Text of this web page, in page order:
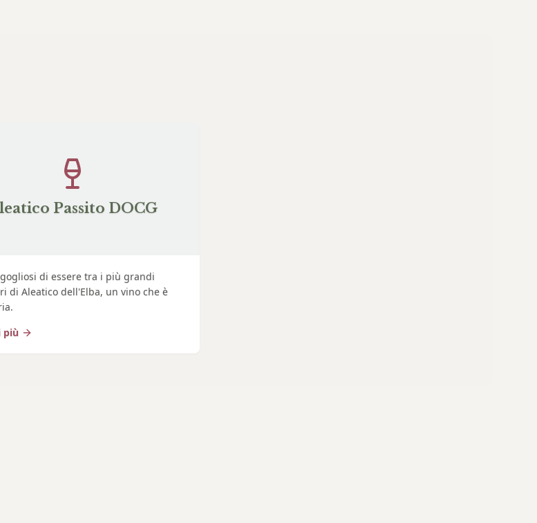
Passito DOCG
di essere tra i più grandi
di Aleatico dell'Elba, un vino che è
più